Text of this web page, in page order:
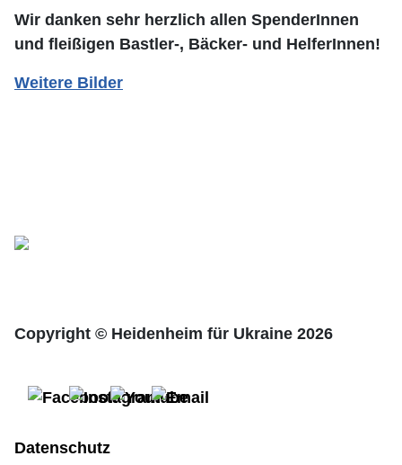
Wir danken sehr herzlich allen SpenderInnen
und fleißigen Bastler-, Bäcker- und HelferInnen!
Weitere Bilder
Copyright © Heidenheim für Ukraine 2026
Datenschutz